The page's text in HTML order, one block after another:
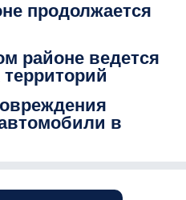
продолжается
районе ведется
в